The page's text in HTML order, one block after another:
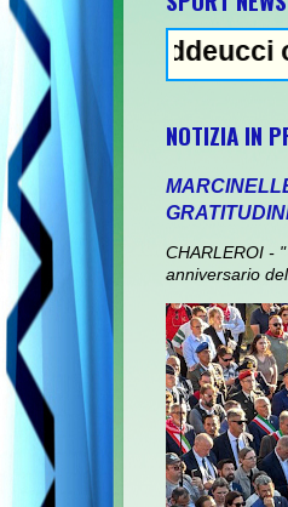
oro e
NOTIZIA IN
CHARLEROI -
anniversario